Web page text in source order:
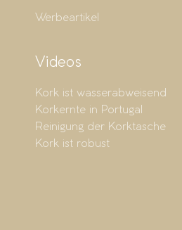
Werbeartikel
Videos
Kork ist wasserabweisend
Korkernte in Portugal
Reinigung der Korktasche
Kork ist robust